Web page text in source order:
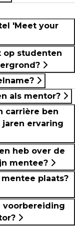
'Meet your
op studenten
als mentor?
carrière ben
ervaring
heb over de
mentee?
voorbereiding